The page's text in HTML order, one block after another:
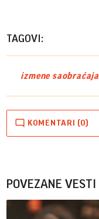
TAGOVI:
izmene saobraćaja
KOMENTARI (0)
POVEZANE VESTI